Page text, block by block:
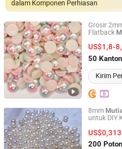
dalam Komponen Perhiasan
Grosir
Flatback
US$1,8-
50
Kirim
Kingswick Technology Group
Guangdong, China
8mm
untuk DIY
200
ZHUJI YEYI IMPORT AND
Zhejiang, China